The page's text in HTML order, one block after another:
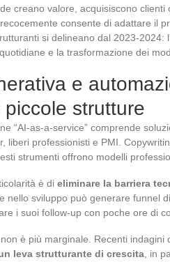
creano valore, acquisiscono
consente di adattare il
si delineano dal 2023-2024:
e la trasformazione dei
e
piccole strutture
“AI-as-a-service” comprende
liberi professionisti e PMI.
strumenti offrono modelli
è di eliminare la barriera
nello sviluppo può generare funnel
i suoi follow-up con poche ore di
non è più marginale. Recenti
leva strutturante di crescita , in